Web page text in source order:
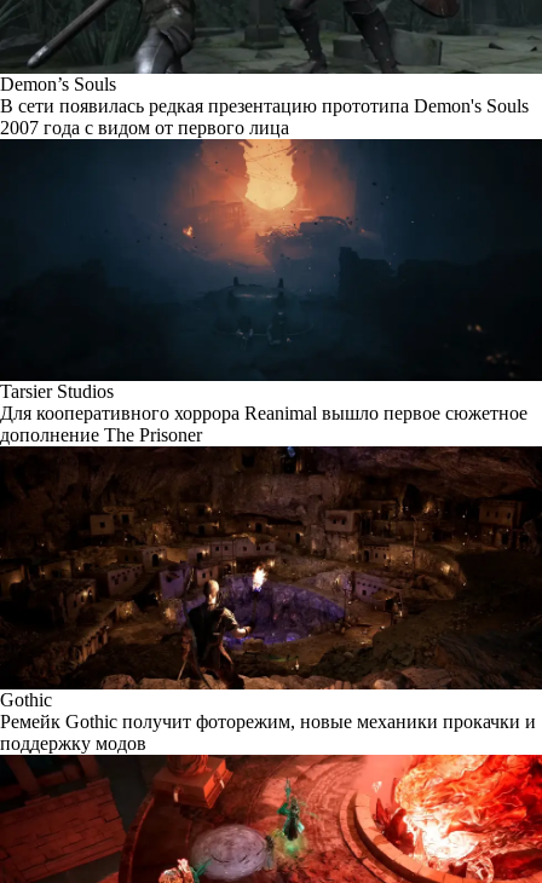
Demon’s Souls
В сети появилась редкая презентацию прототипа Demon's Souls
2007 года с видом от первого лица
Tarsier Studios
Для кооперативного хоррора Reanimal вышло первое сюжетное
дополнение The Prisoner
Gothic
Ремейк Gothic получит фоторежим, новые механики прокачки и
поддержку модов